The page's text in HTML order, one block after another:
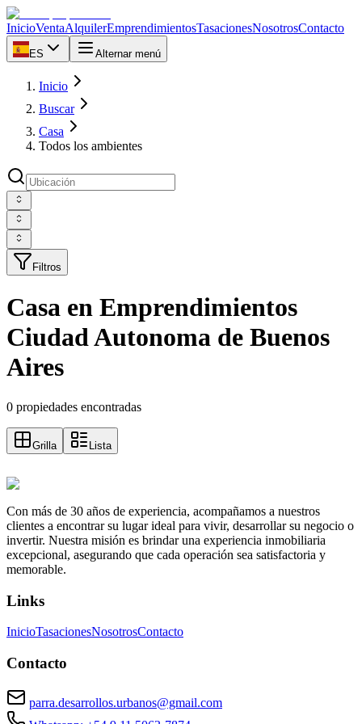
InicioVentaAlquilerEmprendimientosTasacionesNosotrosContacto
ES Alternar menú
Inicio
Buscar
Casa
Todos los ambientes
Filtros
Casa en Emprendimientos
Ciudad Autonoma de Buenos
Aires
0 propiedades encontradas
Grilla Lista
Con más de 30 años de experiencia, acompañamos a nuestros
clientes a encontrar su lugar ideal para vivir, desarrollar su negocio o
invertir. Nuestra misión es brindar una experiencia inmobiliaria
excepcional, asegurando que cada operación sea satisfactoria y
memorable.
Links
InicioTasacionesNosotrosContacto
Contacto
parra.desarrollos.urbanos@gmail.com